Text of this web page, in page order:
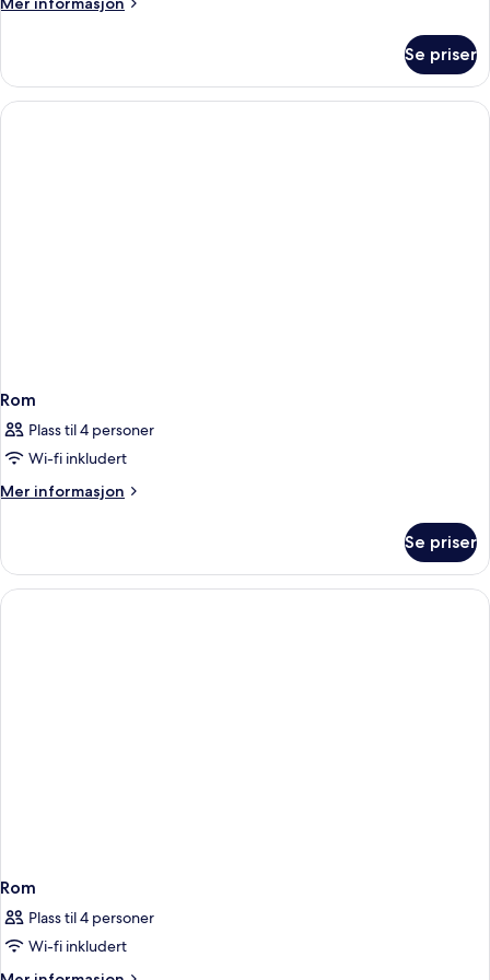
røyk
–
standard,
ikke-
Se priser
Rom
Plass til 4 personer
Wi-fi inkludert
Mer informasjon
Mer
Se priser
Rom
Plass til 4 personer
Wi-fi inkludert